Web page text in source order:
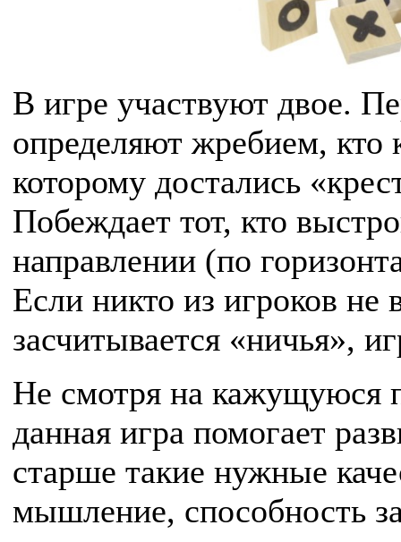
В игре участвуют двое.
определяют жребием, кто
которому достались
Побеждает тот, кто
направлении (по
Если никто из игроков не
засчитывается «ничья»,
Не смотря на кажущуюся
данная игра помогает
старше такие нужные
мышление, способность